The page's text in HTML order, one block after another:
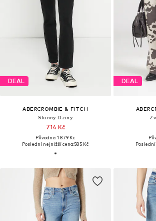
DEAL
ABERCROMBIE & FITCH
Skinny Džíny
714 Kč
Původně: 1 879 Kč
Poslední nejnižší cena:585 Kč
DEAL